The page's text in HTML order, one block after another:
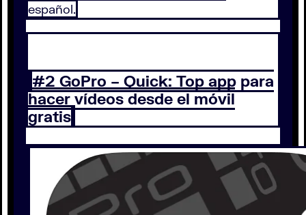
español.
#2 GoPro – Quick: Top app para
hacer vídeos desde el móvil
gratis